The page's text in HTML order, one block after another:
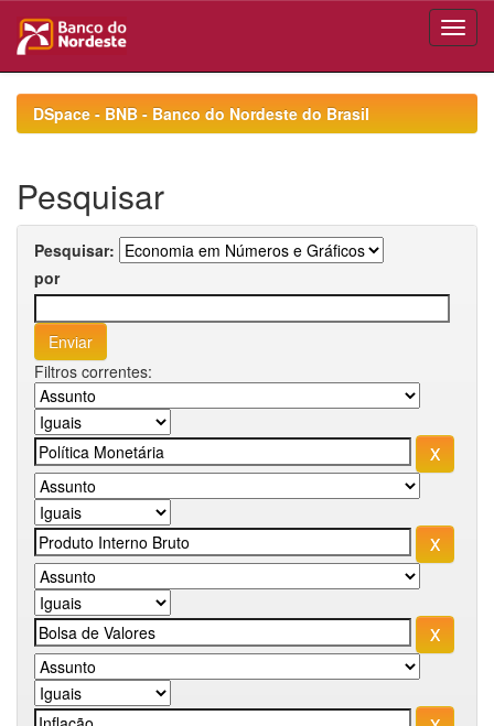
navigationDSpace - BNB - Banco do Nordeste do Brasil
Pesquisar
Pesquisar:
por
Filtros correntes: